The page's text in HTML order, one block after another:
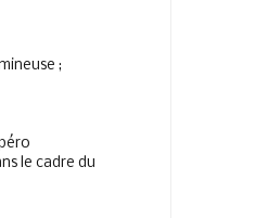
;
le cadre du